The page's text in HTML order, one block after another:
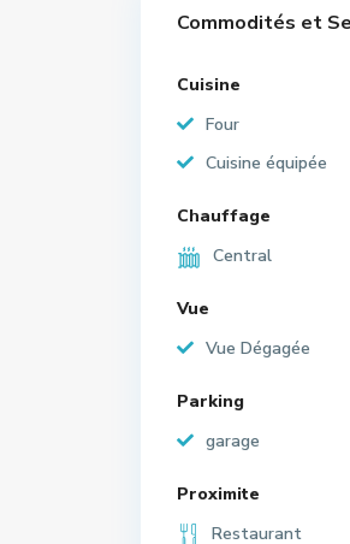
Commodités et
Cuisine
Four
Cuisine équipée
Chauffage
Central
Vue
Vue Dégagée
Parking
garage
Proximite
Restaurant